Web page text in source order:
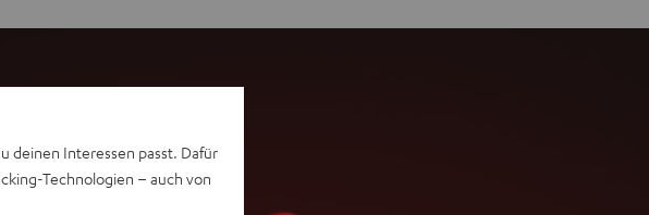
deinen Interessen passt. Dafür
Technologien – auch von